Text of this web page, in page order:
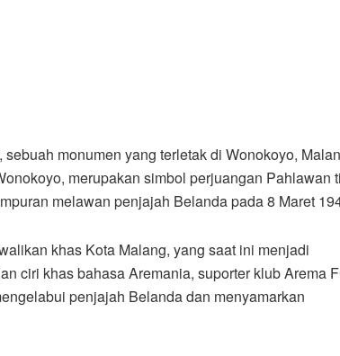
monumen yang terletak di Wonokoyo,
merupakan simbol perjuangan Pahlawan
melawan penjajah Belanda pada 8 Maret
khas Kota Malang, yang saat ini menjadi
ciri khas bahasa Aremania, suporter klub Arema
penjajah Belanda dan menyamarkan